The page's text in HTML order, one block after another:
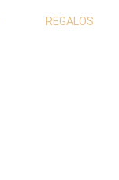
REGALOS